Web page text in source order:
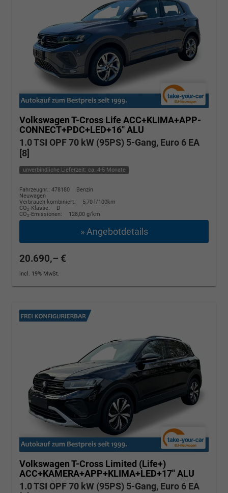
Volkswagen T-Cross Life ACC+KLIMA+APP-
CONNECT+PDC+LED+16'' ALU
1.0 TSI OPF 70 kW (95PS) 5-Gang, Euro 6 EA
[8]
unverbindliche Lieferzeit: ca. 4-5 Monate
Fahrzeugnr.: 478180
Benzin
Neuwagen
Verbrauch kombiniert:
5,70 l/100km
CO2-Klasse:
D
CO2-Emissionen: 128,00 g/km
» Angebotdetails
20.690,– €
incl. 19% MwSt.
Volkswagen T-Cross Limited (Life+)
ACC+KAMERA+APP+KLIMA+LED+17'' ALU
1.0 TSI OPF 70 kW (95PS) 5-Gang, Euro 6 EA